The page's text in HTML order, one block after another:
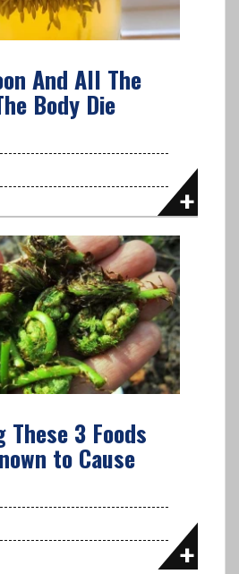
And All The
Body Die
These 3 Foods
to Cause